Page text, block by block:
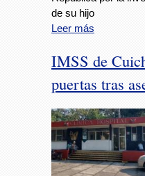
de su hijo
Leer más
IMSS de
puertas tras